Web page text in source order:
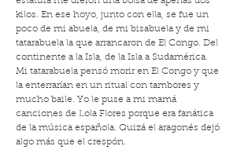
kilos. En ese hoyo, junto con ella, se fue un
poco de mi abuela, de mi bisabuela y de mi
tatarabuela la que arrancaron de El Congo. Del
continente a la Isla, de la Isla a Sudamérica.
Mi tatarabuela pensó morir en El Congo y que
la enterrarían en un ritual con tambores y
mucho baile. Yo le puse a mi mamá
canciones de Lola Flores porque era fanática
de la música española. Quizá el aragonés dejó
algo más que el crespón.